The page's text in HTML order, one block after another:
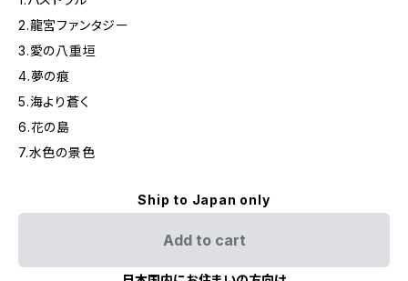
2.龍宮ファンタジー
3.愛の八重垣
4.夢の痕
5.海より蒼く
6.花の島
7.水色の景色
Ship to Japan only
Add to cart